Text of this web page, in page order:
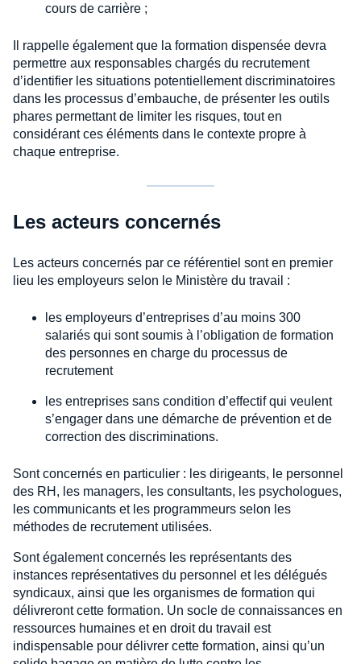
cours de carrière ;
Il rappelle également que la formation dispensée devra
permettre aux responsables chargés du recrutement
d’identifier les situations potentiellement discriminatoires
dans les processus d’embauche, de présenter les outils
phares permettant de limiter les risques, tout en
considérant ces éléments dans le contexte propre à
chaque entreprise.
Les acteurs concernés
Les acteurs concernés par ce référentiel sont en premier
lieu les employeurs selon le Ministère du travail :
les employeurs d’entreprises d’au moins 300
salariés qui sont soumis à l’obligation de formation
des personnes en charge du processus de
recrutement
les entreprises sans condition d’effectif qui veulent
s’engager dans une démarche de prévention et de
correction des discriminations.
Sont concernés en particulier : les dirigeants, le personnel
des RH, les managers, les consultants, les psychologues,
les communicants et les programmeurs selon les
méthodes de recrutement utilisées.
Sont également concernés les représentants des
instances représentatives du personnel et les délégués
syndicaux, ainsi que les organismes de formation qui
délivreront cette formation. Un socle de connaissances en
ressources humaines et en droit du travail est
indispensable pour délivrer cette formation, ainsi qu’un